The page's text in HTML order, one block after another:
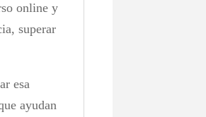
online y
superar
esa
ayudan